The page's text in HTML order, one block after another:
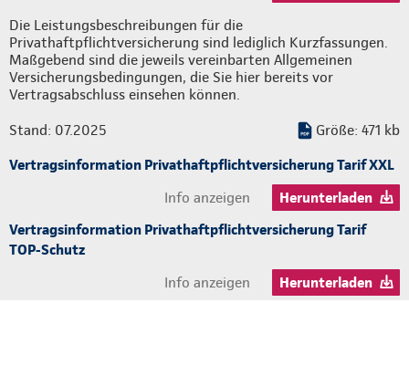
Die Leistungsbeschreibungen für die
Privathaftpflichtversicherung sind lediglich Kurzfassungen.
Maßgebend sind die jeweils vereinbarten Allgemeinen
Versicherungsbedingungen, die Sie hier bereits vor
Vertragsabschluss einsehen können.
Stand: 07.2025
Größe: 471 kb
Vertragsinformation Privathaftpflichtversicherung Tarif XXL
Info anzeigen
Herunterladen
Vertragsinformation Privathaftpflichtversicherung Tarif
TOP-Schutz
Info anzeigen
Herunterladen